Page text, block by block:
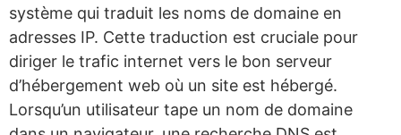
système qui traduit les noms de domaine en
adresses IP. Cette traduction est cruciale pour
diriger le trafic internet vers le bon serveur
d’hébergement web où un site est hébergé.
Lorsqu’un utilisateur tape un nom de domaine